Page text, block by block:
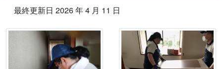
最終更新日 2026 年 4 月 11 日